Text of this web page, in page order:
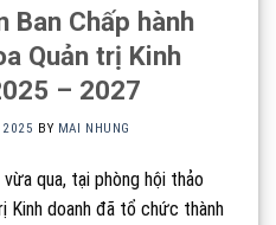
Ban Chấp hành
Quản trị Kinh
– 2027
2025 BY MAI NHUNG
qua, tại phòng hội thảo
Kinh doanh đã tổ chức thành